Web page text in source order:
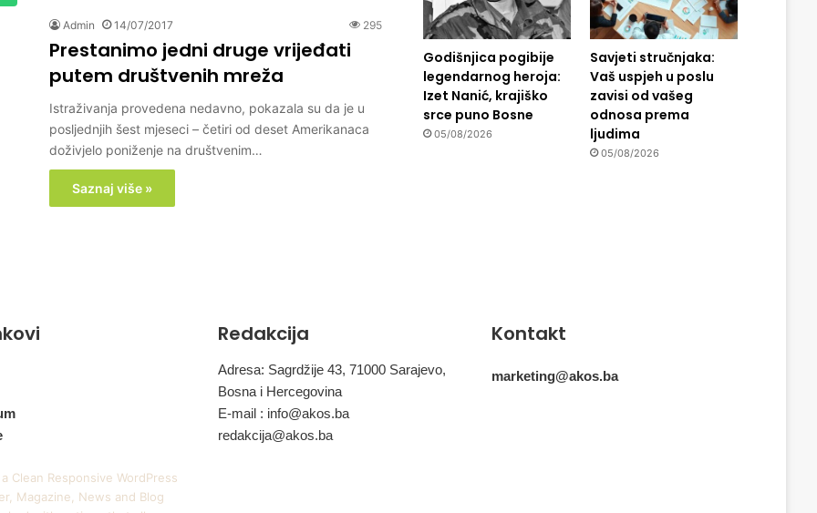
Admin 14/07/2017 295
Prestanimo jedni druge vrijeđati
putem društvenih mreža
Istraživanja provedena nedavno, pokazala su da je u
posljednjih šest mjeseci – četiri od deset Amerikanaca
doživjelo poniženje na društvenim…
Saznaj više »
Godišnjica pogibije
legendarnog heroja:
Izet Nanić, krajiško
srce puno Bosne
05/08/2026
Savjeti stručnjaka:
Vaš uspjeh u poslu
zavisi od vašeg
odnosa prema
ljudima
05/08/2026
Clean Responsive WordPress
Magazine, News and Blog
Redakcija
Adresa: Sagrdžije 43, 71000 Sarajevo,
Bosna i Hercegovina
E-mail : info@akos.ba
redakcija@akos.ba
Kontakt
marketing@akos.ba